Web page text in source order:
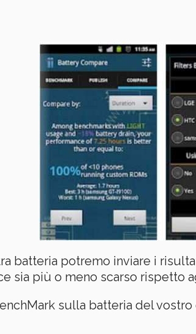
batteria potremo inviare i
sia più o meno scarso rispetto
sulla batteria del